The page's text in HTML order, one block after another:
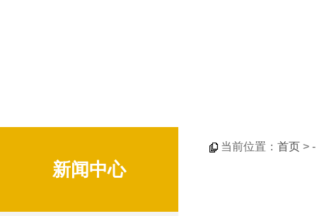
新闻中心
当前位置： 首页 >